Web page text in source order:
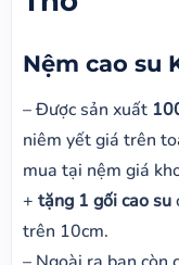
Nệm cao su
– Được sản xuất
niêm yết giá trên
mua tại nệm giá
+ tặng 1 gối cao su
trên 10cm.